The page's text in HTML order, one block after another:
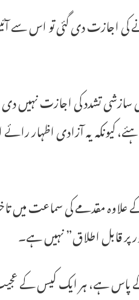
کی اجازت دی گئی تو اس سے
سازشی تشدد کی اجازت نہیں
کیونکہ یہ آزادی اظہار
مقدمے کی سماعت میں
پر قابل اطلاق” نہیں ہے۔
کے پاس ہے، ہر ایک کیس کے